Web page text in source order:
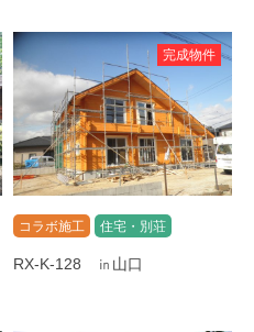
完成物件
コラボ施工 住宅・別荘
RX-K-128 ㏌山口